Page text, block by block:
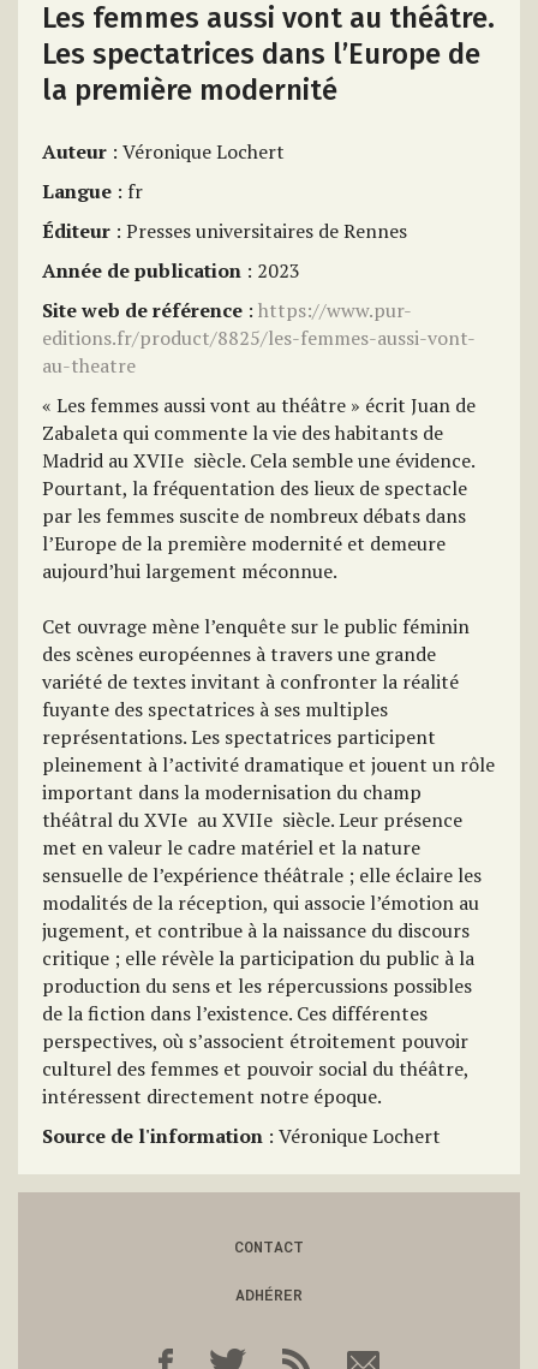
Les femmes aussi vont au théâtre.
Les spectatrices dans l’Europe de
la première modernité
Auteur : Véronique Lochert
Langue : fr
Éditeur : Presses universitaires de Rennes
Année de publication : 2023
Site web de référence : https://www.pur-
editions.fr/product/8825/les-femmes-aussi-vont-
au-theatre
« Les femmes aussi vont au théâtre » écrit Juan de
Zabaleta qui commente la vie des habitants de
Madrid au XVIIe siècle. Cela semble une évidence.
Pourtant, la fréquentation des lieux de spectacle
par les femmes suscite de nombreux débats dans
l’Europe de la première modernité et demeure
aujourd’hui largement méconnue.
Cet ouvrage mène l’enquête sur le public féminin
des scènes européennes à travers une grande
variété de textes invitant à confronter la réalité
fuyante des spectatrices à ses multiples
représentations. Les spectatrices participent
pleinement à l’activité dramatique et jouent un rôle
important dans la modernisation du champ
théâtral du XVIe au XVIIe siècle. Leur présence
met en valeur le cadre matériel et la nature
sensuelle de l’expérience théâtrale ; elle éclaire les
modalités de la réception, qui associe l’émotion au
jugement, et contribue à la naissance du discours
critique ; elle révèle la participation du public à la
production du sens et les répercussions possibles
de la fiction dans l’existence. Ces différentes
perspectives, où s’associent étroitement pouvoir
culturel des femmes et pouvoir social du théâtre,
intéressent directement notre époque.
Source de l'information : Véronique Lochert
CONTACT
ADHÉRER